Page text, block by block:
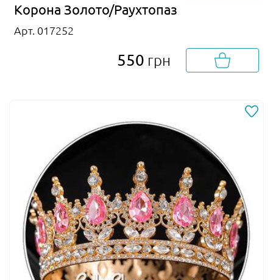
Корона Золото/Раухтопаз
Арт. 017252
550 грн